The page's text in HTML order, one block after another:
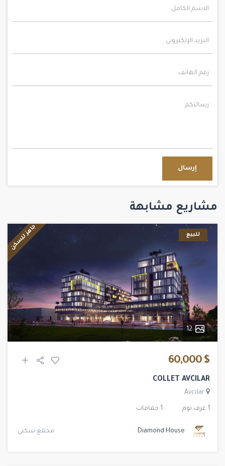
إرسال
مشاريع مشابهة
للبيع جاهز للسكن
12
$ 60,000
COLLET AVCILAR
Avcılar
1 غرف نوم 1 حمامات
Diamond House مجمع سكني